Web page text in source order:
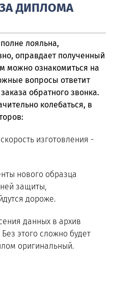
ДИПЛОМА
лояльна,
оправдает полученный
можно ознакомиться на
вопросы ответит
обратного звонка.
колебаться, в
изготовления -
нового образца
защиты,
дороже.
данных в архив
этого сложно будет
оригинальный.